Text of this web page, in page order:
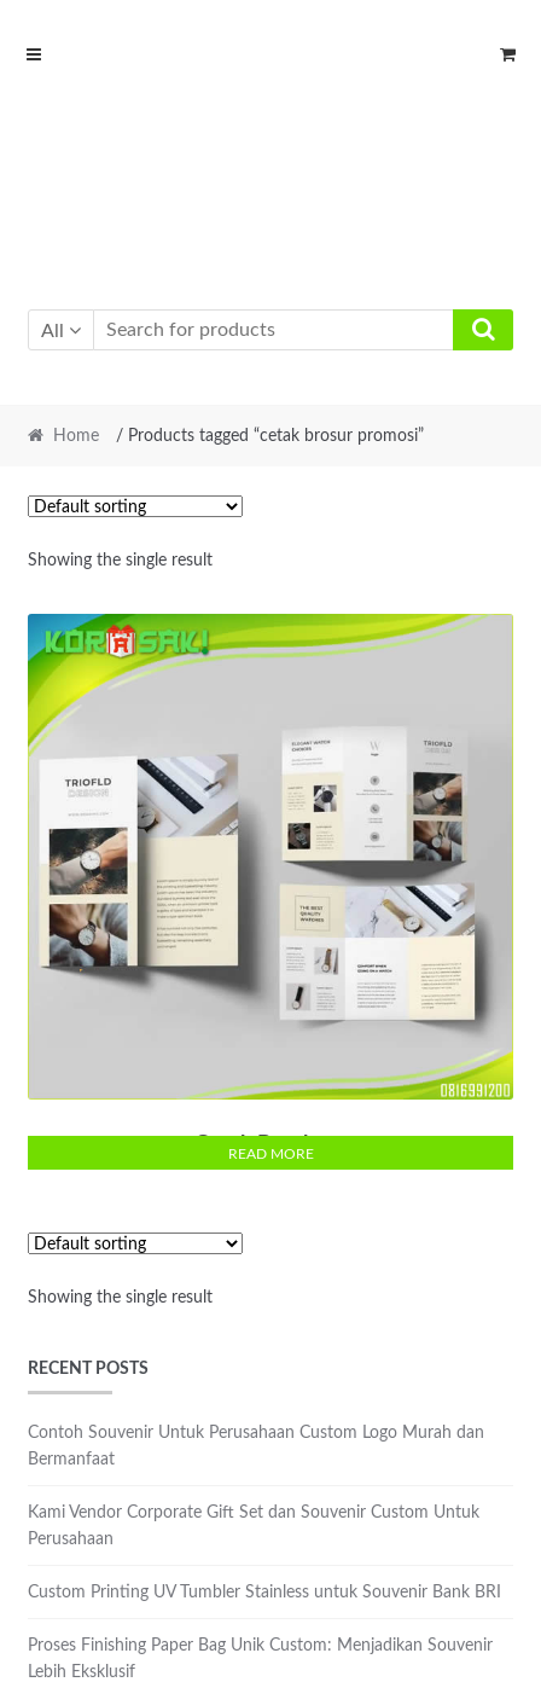
Skip
Skip
All
Home / Products tagged “cetak brosur promosi”
Showing the single result
READ MORE
Showing the single result
RECENT POSTS
Contoh Souvenir Untuk Perusahaan Custom Logo Murah dan
Bermanfaat
Kami Vendor Corporate Gift Set dan Souvenir Custom Untuk
Perusahaan
Custom Printing UV Tumbler Stainless untuk Souvenir Bank BRI
Proses Finishing Paper Bag Unik Custom: Menjadikan Souvenir
Lebih Eksklusif